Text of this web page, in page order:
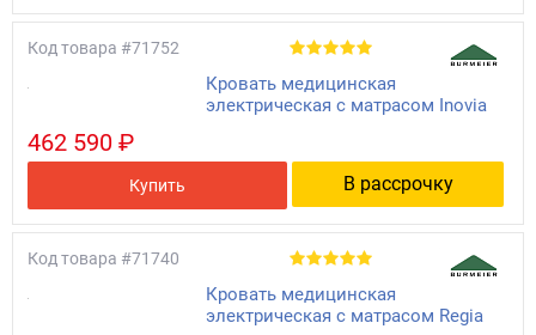
Код товара #71752
Кровать медицинская
электрическая с матрасом Inovia
462 590 ₽
Купить В рассрочку
Код товара #71740
Кровать медицинская
электрическая с матрасом Regia